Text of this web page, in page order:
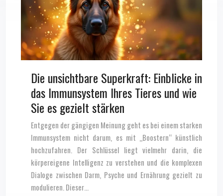
Die unsichtbare Superkraft: Einblicke in
das Immunsystem Ihres Tieres und wie
Sie es gezielt stärken
Entgegen der gängigen Meinung geht es bei einem starken
Immunsystem nicht darum, es mit „Boostern“ künstlich
hochzufahren. Der Schlüssel liegt vielmehr darin, die
körpereigene Intelligenz zu verstehen und die komplexen
Dialoge zwischen Darm, Psyche und Ernährung gezielt zu
modulieren. Dieser…